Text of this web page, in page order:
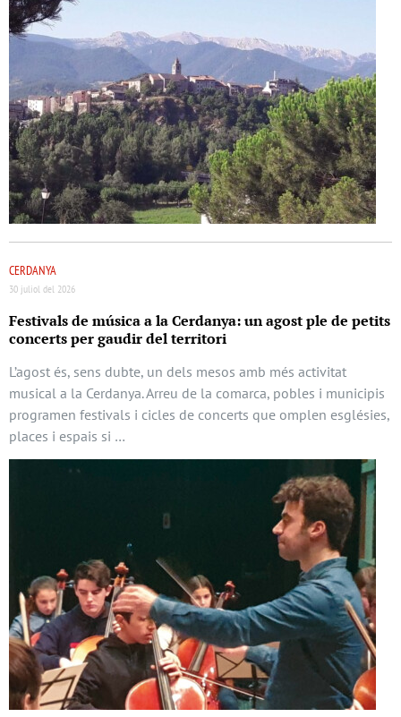
CERDANYA
30 juliol del 2026
Festivals de música a la Cerdanya: un agost ple de petits
concerts per gaudir del territori
L’agost és, sens dubte, un dels mesos amb més activitat
musical a la Cerdanya. Arreu de la comarca, pobles i municipis
programen festivals i cicles de concerts que omplen esglésies,
places i espais si …